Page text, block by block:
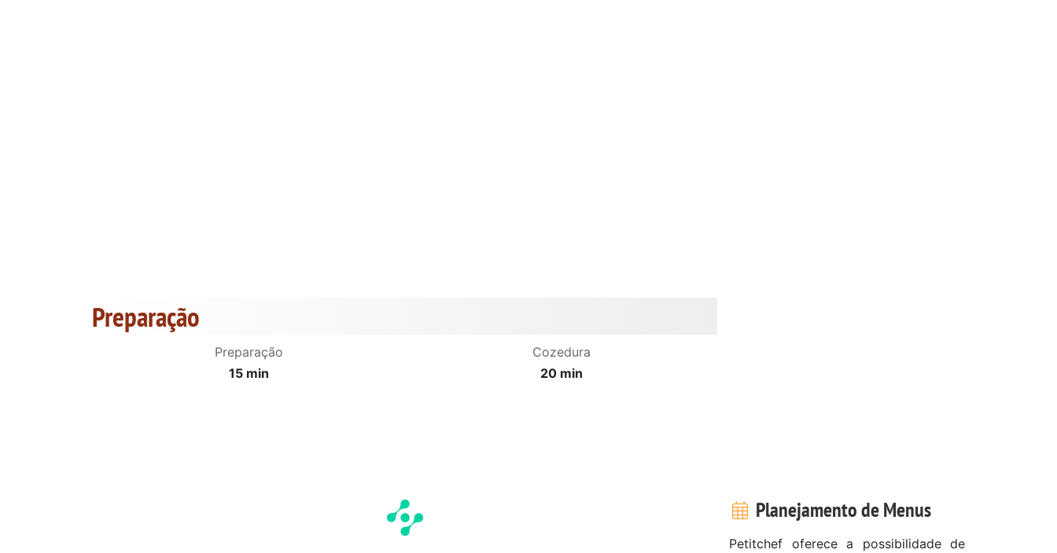
Preparação
Preparação
15 min
Cozedura
20 min
Planejamento de Menus
Petitchef oferece a possibilidade de